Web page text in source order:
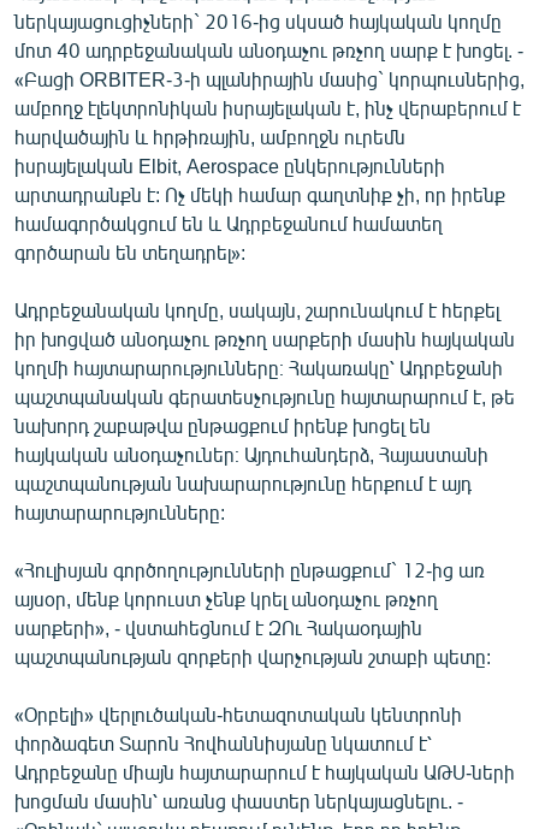
ներկայացուցիչների` 2016-ից սկսած հայկական կողմը
մոտ 40 ադրբեջանական անօդաչու թռչող սարք է խոցել. -
«Բացի ORBITER-3-ի պլանիրային մասից` կորպուսներից,
ամբողջ էլեկտրոնիկան իսրայելական է, ինչ վերաբերում է
հարվածային և հրթիռային, ամբողջն ուրեմն
իսրայելական Elbit, Aerospace ընկերությունների
արտադրանքն է: Ոչ մեկի համար գաղտնիք չի, որ իրենք
համագործակցում են և Ադրբեջանում համատեղ
գործարան են տեղադրել»:
Ադրբեջանական կողմը, սակայն, շարունակում է հերքել
իր խոցված անօդաչու թռչող սարքերի մասին հայկական
կողմի հայտարարությունները։ Հակառակը՝ Ադրբեջանի
պաշտպանական գերատեսչությունը հայտարարում է, թե
նախորդ շաբաթվա ընթացքում իրենք խոցել են
հայկական անօդաչուներ։ Այդուհանդերձ, Հայաստանի
պաշտպանության նախարարությունը հերքում է այդ
հայտարարությունները:
«Հուլիսյան գործողությունների ընթացքում` 12-ից առ
այսօր, մենք կորուստ չենք կրել անօդաչու թռչող
սարքերի», - վստահեցնում է ԶՈւ Հակաօդային
պաշտպանության զորքերի վարչության շտաբի պետը:
«Օրբելի» վերլուծական-հետազոտական կենտրոնի
փորձագետ Տարոն Հովհաննիսյանը նկատում է՝
Ադրբեջանը միայն հայտարարում է հայկական ԱԹՍ-ների
խոցման մասին՝ առանց փաստեր ներկայացնելու. -